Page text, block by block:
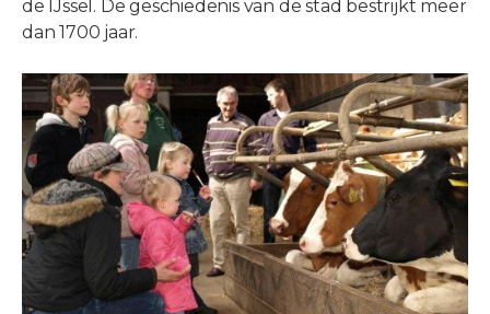
de IJssel. De geschiedenis van de stad bestrijkt meer
dan 1700 jaar.